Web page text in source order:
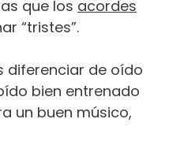
que los acordes
“tristes”.
diferenciar de oído
bien entrenado
un buen músico,